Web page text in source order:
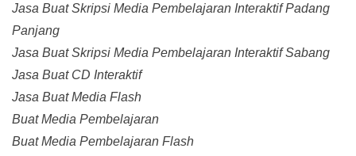
Jasa Buat Skripsi Media Pembelajaran Interaktif Padang
Panjang
Jasa Buat Skripsi Media Pembelajaran Interaktif Sabang
Jasa Buat CD Interaktif
Jasa Buat Media Flash
Buat Media Pembelajaran
Buat Media Pembelajaran Flash